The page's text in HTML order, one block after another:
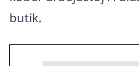
butik.